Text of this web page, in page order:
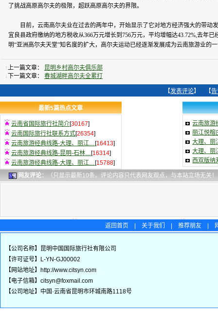
了挑战高原高尔夫的极限，超跃高原高尔夫的界限。
目前，云南高尔夫业在过去的两年中，开始显示了它对地方经济强大的带动
宜良县政府缴纳的地方税收从366万元增长到756万元，平均增幅达43.72%,去年
明“亚洲高尔夫天堂”知名度的扩大，高尔夫运动已经逐渐发展成为云南旅游业的
↑上一篇文章： 昆明乡村高尔夫俱乐部
↓ 下一篇文章： 春城湖畔高尔夫全累打
【发表评论】 【
最新5篇热点文章
云南省国际旅行社简介[30167]
云南国际旅行社联系方式[26354]
云南旅游经典线路-大理、丽江…[16413]
云南旅游经典线路-昆明-石林…[16314]
云南旅游经典线路-大理、丽江…[15788]
云南旅
丽江悦榕
大理、
大理、
西双版
网友评论： （只显示最新10条。评论内容只代表网友观点，与本站立场无关
返回首页 关于我们 推荐朋友
【公司名称】昆明中国国际旅行社有限公司
【许可证号】L-YN-GJ00002
【网站地址】http://www.citsyn.com
【电子信箱】citsyn@foxmail.com
【公司地址】中国·云南省昆明市环城南路1118号